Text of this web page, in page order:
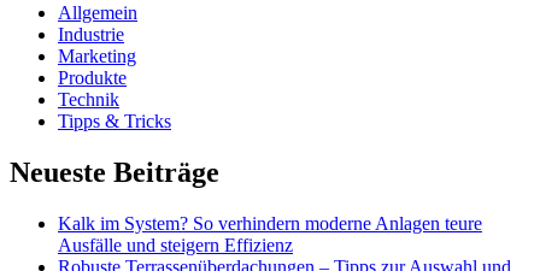
Allgemein
Industrie
Marketing
Produkte
Technik
Tipps & Tricks
Neueste Beiträge
Kalk im System? So verhindern moderne Anlagen teure
Ausfälle und steigern Effizienz
Robuste Terrassenüberdachungen – Tipps zur Auswahl und